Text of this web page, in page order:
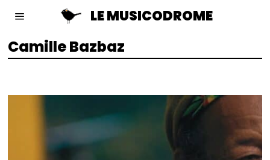
LE MUSICODROME
Camille Bazbaz